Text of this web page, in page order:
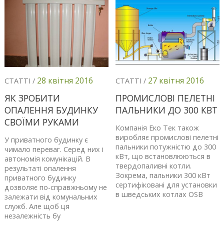
СТАТТІ / 28 квітня 2016
ЯК ЗРОБИТИ
ОПАЛЕННЯ БУДИНКУ
СВОЇМИ РУКАМИ
У приватного будинку є
чимало переваг. Серед них і
автономія комунікацій. В
результаті опалення
приватного будинку
дозволяє по-справжньому не
залежати від комунальних
служб. Але щоб ця
незалежність бу
СТАТТІ / 27 квітня 2016
ПРОМИСЛОВІ ПЕЛЕТНІ
ПАЛЬНИКИ ДО 300 КВТ
Компанія Еко Тек також
виробляє промислові пелетні
пальники потужністю до 300
кВт, що встановлюються в
твердопаливні котли.
Зокрема, пальники 300 кВт
сертифіковані для установки
в шведських котлах OSB